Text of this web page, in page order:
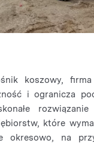
koszowy,
i ogranicza
które
okresowo, na